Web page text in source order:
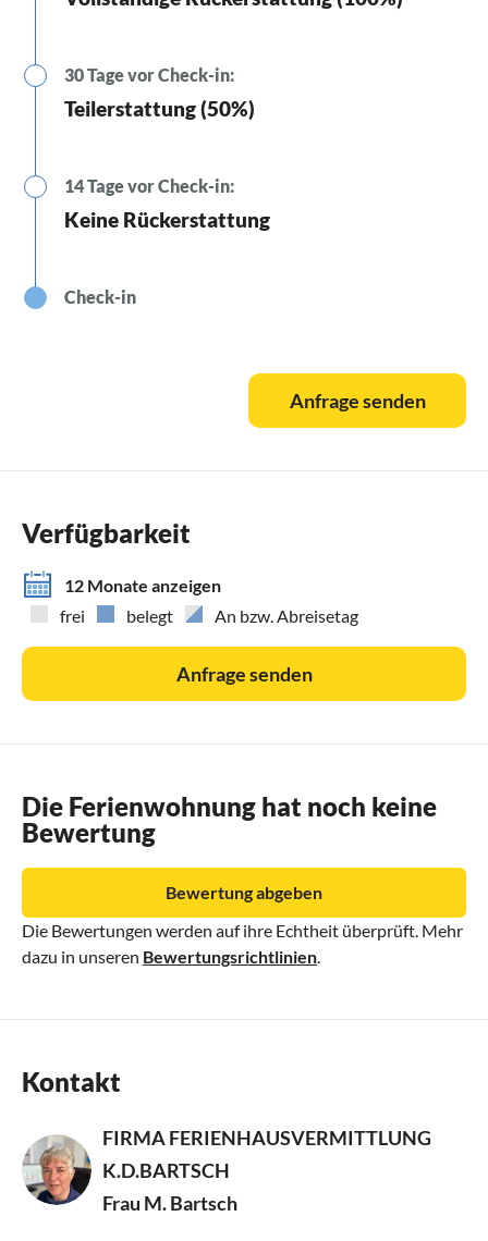
30 Tage vor Check-in:
Teilerstattung (50%)
14 Tage vor Check-in:
Keine Rückerstattung
Check-in
Anfrage senden
Verfügbarkeit
12 Monate anzeigen
frei
belegt An bzw. Abreisetag
Anfrage senden
Die Ferienwohnung hat noch keine
Bewertung
Die Bewertungen werden auf ihre Echtheit überprüft. Mehr
dazu in unseren Bewertungsrichtlinien
Bewertung abgeben
Kontakt
FIRMA FERIENHAUSVERMITTLUNG
K.D.BARTSCH
Frau M. Bartsch